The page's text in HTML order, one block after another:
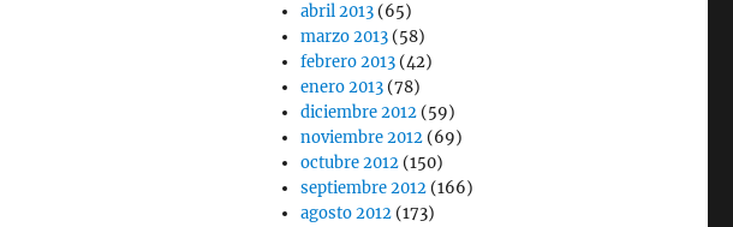
abril 2013 (65)
marzo 2013 (58)
febrero 2013 (42)
enero 2013 (78)
diciembre 2012 (59)
noviembre 2012 (69)
octubre 2012 (150)
septiembre 2012 (166)
agosto 2012 (173)